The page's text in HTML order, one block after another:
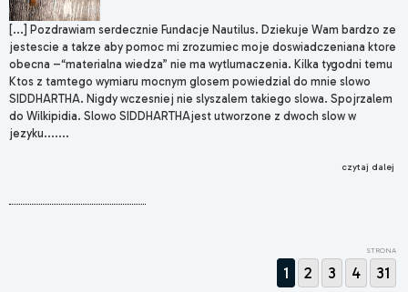
[...] Pozdrawiam serdecznie Fundacje Nautilus. Dziekuje Wam bardzo ze
jestescie a takze aby pomoc mi zrozumiec moje doswiadczeniana ktore
obecna –“materialna wiedza” nie ma wytlumaczenia. Kilka tygodni temu
Ktos z tamtego wymiaru mocnym glosem powiedzial do mnie slowo
SIDDHARTHA. Nigdy wczesniej nie slyszalem takiego slowa. Spojrzalem
do Wilkipidia. Slowo SIDDHARTHAjest utworzone z dwoch slow w
jezyku.......
czytaj dalej
STRONA
1 2 3 4 31